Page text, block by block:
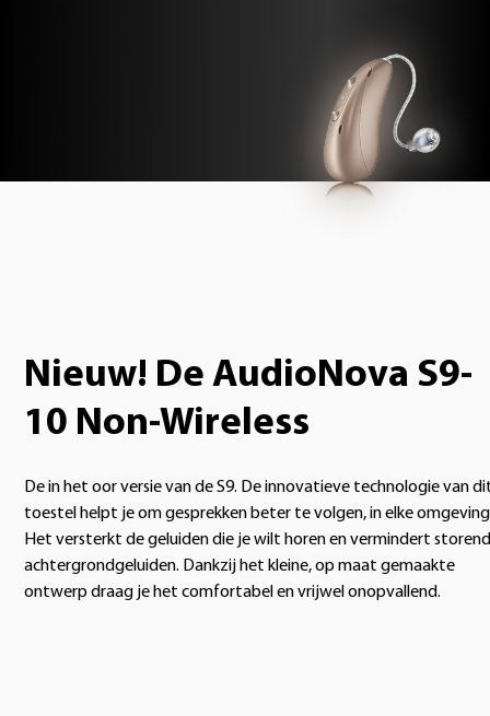
Nieuw! De AudioNova S9-
10 Non-Wireless
De in het oor versie van de S9. De innovatieve technologie van
toestel helpt je om gesprekken beter te volgen, in elke
Het versterkt de geluiden die je wilt horen en vermindert
achtergrondgeluiden. Dankzij het kleine, op maat gemaakte
ontwerp draag je het comfortabel en vrijwel onopvallend.